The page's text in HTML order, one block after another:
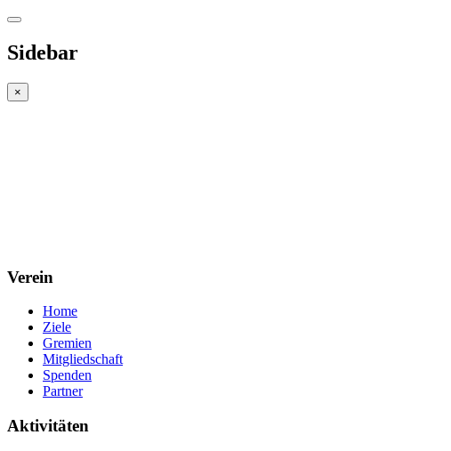
Sidebar
×
Verein
Home
Ziele
Gremien
Mitgliedschaft
Spenden
Partner
Aktivitäten